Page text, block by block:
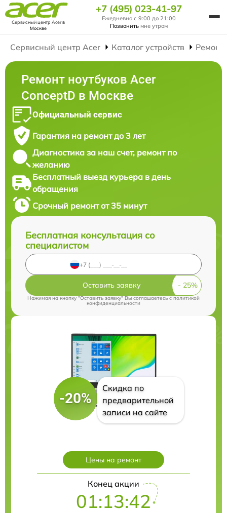
Сервисный центр Acerв
Москве
+7 (495) 023-41-97
Ежедневно с 9:00 до 21:00
Позвонить мне утром
Сервисный центр Acer Каталог устройств Ремонт
Ремонт ноутбуков Acer
ConceptD в Москве
Официальный сервис
Гарантия на ремонт до 3 лет
Диагностика за наш счет, ремонт по
желанию
Бесплатный выезд курьера в день
обращения
Срочный ремонт от 35 минут
Бесплатная консультация со
специалистом
Оставить заявку
Нажимая на кнопку "Оставить заявку" Вы соглашаетесь cполитикой
конфиденциальности
-20%
Скидка по
предварительной
записи на сайте
Цены на ремонт
Конец акции
01:13:41